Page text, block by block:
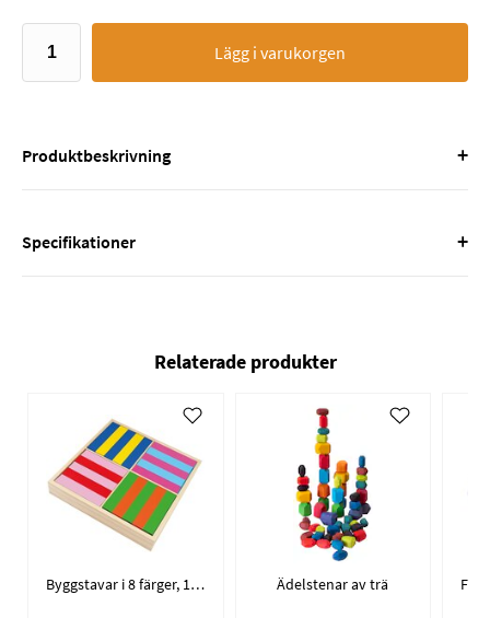
Lägg i varukorgen
Produktbeskrivning +
Specifikationer +
Relaterade produkter
Byggstavar i 8 färger, 100-pack Ädelstenar av trä